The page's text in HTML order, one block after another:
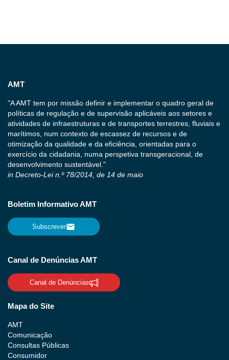
AMT
"A AMT tem por missão definir e implementar o quadro geral de
políticas de regulação e de supervisão aplicáveis aos setores e
atividades de infraestruturas e de transportes terrestres, fluviais e
marítimos, num contexto de escassez de recursos e de
otimização da qualidade e da eficiência, orientadas para o
exercício da cidadania, numa perspetiva transgeracional, de
desenvolvimento sustentável."
in Decreto-Lei n.º 78/2014, de 14 de maio
Boletim Informativo AMT
Subscrever
Canal de Denúncias AMT
Canal de Denúncias
Mapa do Site
AMT
Comunicação
Consultas Públicas
Consumidor